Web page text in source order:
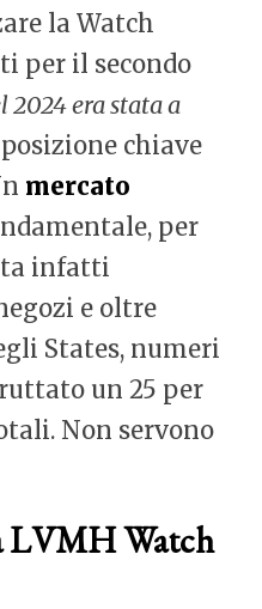
la Watch
per il secondo
2024 era stata a
chiave
mercato
per
infatti
e oltre
States, numeri
un 25 per
Non servono
LVMH Watch